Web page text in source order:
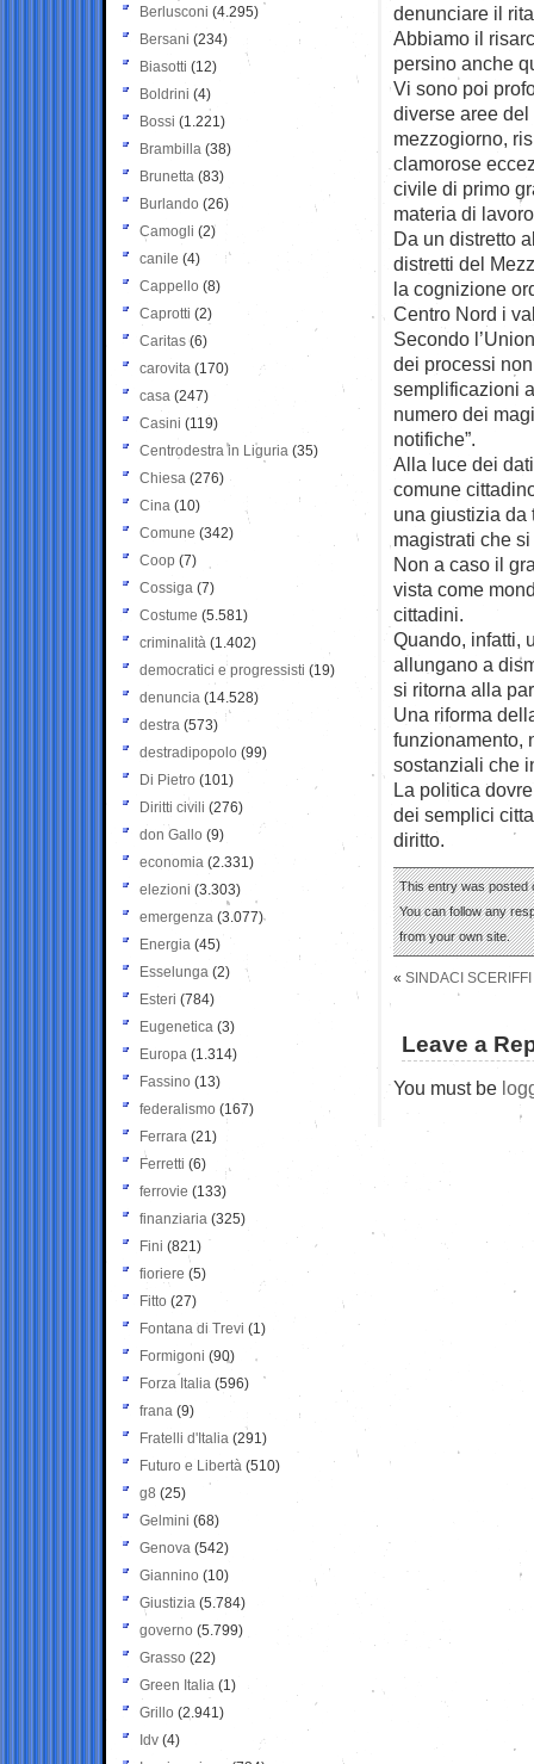
denunciare il
Abbiamo il
persino anche
Vi sono poi
diverse aree
mezzogiorno,
clamorose
civile di primo
materia di
Da un distretto
distretti del
la cognizione
Centro Nord i
Secondo
dei processi
semplificazioni
numero dei
notifiche”.
Alla luce dei
comune
una giustizia da
magistrati che
Non a caso il
vista come
cittadini.
Quando, infatti,
allungano a
si ritorna alla
Una riforma
funzionamento,
sostanziali che
La politica
dei semplici
diritto.
This entry was posted
You can follow any
from your own site.
« SINDACI
Leave a
You must be
Berlusconi (4.295)
Bersani (234)
Biasotti (12)
Boldrini (4)
Bossi (1.221)
Brambilla (38)
Brunetta (83)
Burlando (26)
Camogli (2)
canile (4)
Cappello (8)
Caprotti (2)
Caritas (6)
carovita (170)
casa (247)
Casini (119)
Centrodestra in Liguria (35)
Chiesa (276)
Cina (10)
Comune (342)
Coop (7)
Cossiga (7)
Costume (5.581)
criminalità (1.402)
democratici e progressisti (19)
denuncia (14.528)
destra (573)
destradipopolo (99)
Di Pietro (101)
Diritti civili (276)
don Gallo (9)
economia (2.331)
elezioni (3.303)
emergenza (3.077)
Energia (45)
Esselunga (2)
Esteri (784)
Eugenetica (3)
Europa (1.314)
Fassino (13)
federalismo (167)
Ferrara (21)
Ferretti (6)
ferrovie (133)
finanziaria (325)
Fini (821)
fioriere (5)
Fitto (27)
Fontana di Trevi (1)
Formigoni (90)
Forza Italia (596)
frana (9)
Fratelli d'Italia (291)
Futuro e Libertà (510)
g8 (25)
Gelmini (68)
Genova (542)
Giannino (10)
Giustizia (5.784)
governo (5.799)
Grasso (22)
Green Italia (1)
Grillo (2.941)
Idv (4)